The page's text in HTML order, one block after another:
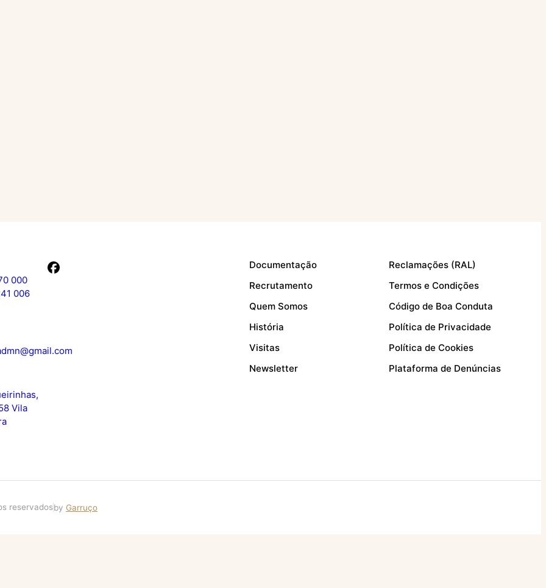
000
006
Vila
Documentação
Recrutamento
Quem Somos
História
Visitas
Newsletter
Reclamações (RAL)
Termos e Condições
Código de Boa Conduta
Política de Privacidade
Política de Cookies
Plataforma de Denúncias
reservadosby Garruço